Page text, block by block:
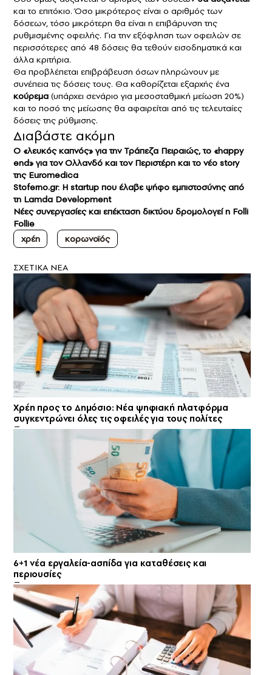
και το επιτόκιο. Όσο μικρότερος είναι ο αριθμός των
δόσεων, τόσο μικρότερη θα είναι η επιβάρυνση της
ρυθμισμένης οφειλής. Για την εξόφληση των οφειλών σε
περισσότερες από 48 δόσεις θα τεθούν εισοδηματικά και
άλλα κριτήρια.
Θα προβλέπεται επιβράβευση όσων πληρώνουν με
συνέπεια τις δόσεις τους. Θα καθορίζεται εξαρχής ένα
κούρεμα (υπάρχει σενάριο για μεσοσταθμική μείωση 20%)
και το ποσό της μείωσης θα αφαιρείται από τις τελευταίες
δόσεις της ρύθμισης.
Διαβάστε ακόμη
Ο «λευκός καπνός» για την Τράπεζα Πειραιώς, το «happy
end» για τον Ολλανδό και τον Περιστέρη και το νέο story
της Euromedica
Stoferno.gr: Η startup που έλαβε ψήφο εμπιστοσύνης από
τη Lamda Development
Νέες συνεργασίες και επέκταση δικτύου δρομολογεί η Folli
Follie
χρέη
κορωνοϊός
ΣXETIKA NEA
Χρέη προς το Δημόσιο: Νέα ψηφιακή πλατφόρμα
συγκεντρώνει όλες τις οφειλές για τους πολίτες
6+1 νέα εργαλεία-ασπίδα για καταθέσεις και
περιουσίες